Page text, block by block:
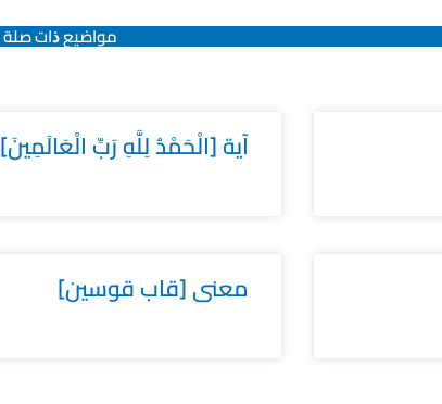
مواضيع ﺫات صلة
آية [الْحَمْدُ لِلَّهِ رَبِّ الْعَالَمِينَ]
معنى [قاب قوسين]